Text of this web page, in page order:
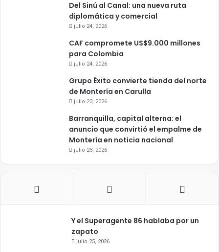
Del Sinú al Canal: una nueva ruta
diplomática y comercial
julio 24, 2026
CAF compromete US$9.000 millones
para Colombia
julio 24, 2026
Grupo Éxito convierte tienda del norte
de Montería en Carulla
julio 23, 2026
Barranquilla, capital alterna: el
anuncio que convirtió el empalme de
Montería en noticia nacional
julio 23, 2026
Y el Superagente 86 hablaba por un
zapato
julio 25, 2026